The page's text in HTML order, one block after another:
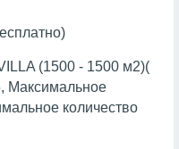
(1500 - 1500 м2)(
Максимальное
количество